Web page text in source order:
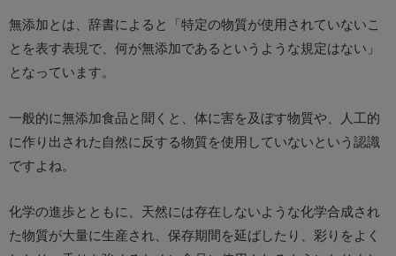
無添加とは、辞書によると「特定の物質が使用されていないこ
とを表す表現で、何が無添加であるというような規定はない」
となっています。
一般的に無添加食品と聞くと、体に害を及ぼす物質や、人工的
に作り出された自然に反する物質を使用していないという認識
ですよね。
化学の進歩とともに、天然には存在しないような化学合成され
た物質が大量に生産され、保存期間を延ばしたり、彩りをよく